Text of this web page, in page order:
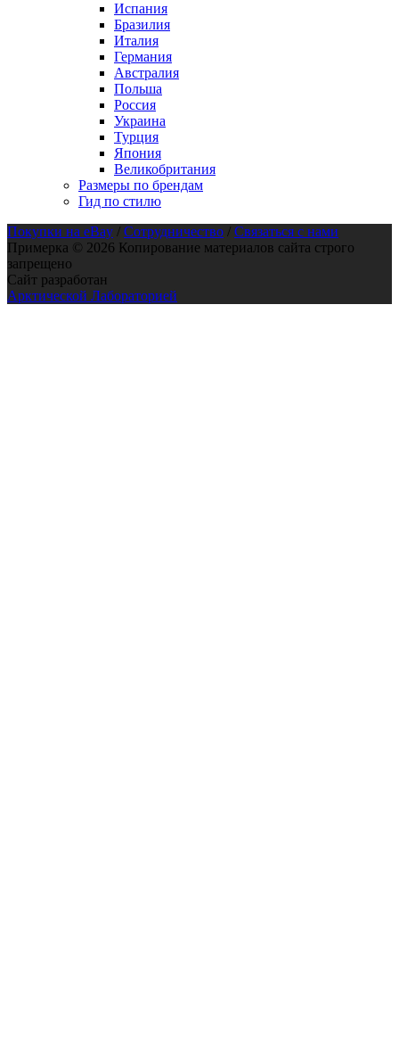
Испания
Бразилия
Италия
Германия
Австралия
Польша
Россия
Украина
Турция
Япония
Великобритания
Размеры по брендам
Гид по стилю
Покупки на eBay / Сотрудничество / Связаться с нами
Примерка © 2026 Копирование материалов сайта строго
запрещено
Сайт разработан
Арктической Лабораторией